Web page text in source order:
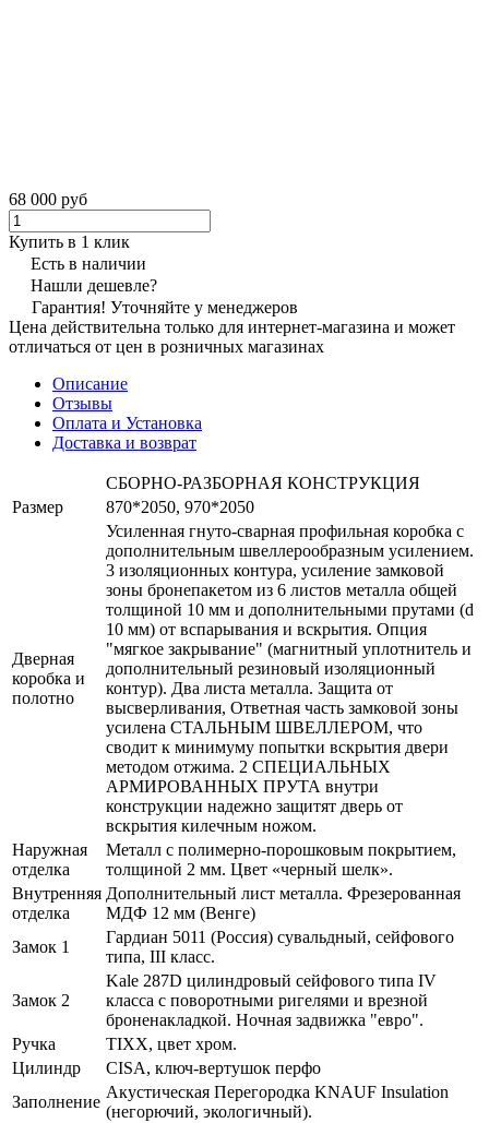
68 000 руб
Купить в 1 клик
Есть в наличии
Нашли дешевле?
Гарантия! Уточняйте у менеджеров
Цена действительна только для интернет-магазина и может
отличаться от цен в розничных магазинах
Описание
Отзывы
Оплата и Установка
Доставка и возврат
СБОРНО-РАЗБОРНАЯ КОНСТРУКЦИЯ
Размер
870*2050, 970*2050
Дверная
коробка и
полотно
Усиленная гнуто-сварная профильная коробка с
дополнительным швеллерообразным усилением.
3 изоляционных контура, усиление замковой
зоны бронепакетом из 6 листов металла общей
толщиной 10 мм и дополнительными прутами (d
10 мм) от вспарывания и вскрытия. Опция
"мягкое закрывание" (магнитный уплотнитель и
дополнительный резиновый изоляционный
контур). Два листа металла. Защита от
высверливания, Ответная часть замковой зоны
усилена СТАЛЬНЫМ ШВЕЛЛЕРОМ, что
сводит к минимуму попытки вскрытия двери
методом отжима. 2 СПЕЦИАЛЬНЫХ
АРМИРОВАННЫХ ПРУТА внутри
конструкции надежно защитят дверь от
вскрытия килечным ножом.
Наружная
отделка
Металл с полимерно-порошковым покрытием,
толщиной 2 мм. Цвет «черный шелк».
Внутренняя
отделка
Дополнительный лист металла. Фрезерованная
МДФ 12 мм (Венге)
Замок 1
Гардиан 5011 (Россия) сувальдный, сейфового
типа, III класс.
Замок 2
Kale 287D цилиндровый сейфового типа IV
класса с поворотными ригелями и врезной
броненакладкой. Ночная задвижка "евро".
Ручка
TIXX, цвет хром.
Цилиндр
CISA, ключ-вертушок перфо
Заполнение
Акустическая Перегородка KNAUF Insulation
(негорючий, экологичный).